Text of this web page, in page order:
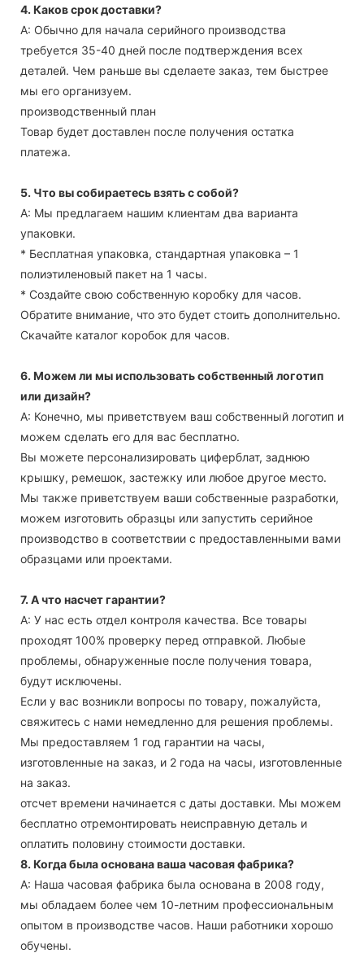
4. Каков срок доставки?
А: Обычно для начала серийного производства
требуется 35-40 дней после подтверждения всех
деталей. Чем раньше вы сделаете заказ, тем быстрее
мы его организуем.
производственный план
Товар будет доставлен после получения остатка
платежа.
5. Что вы собираетесь взять с собой?
А: Мы предлагаем нашим клиентам два варианта
упаковки.
* Бесплатная упаковка, стандартная упаковка – 1
полиэтиленовый пакет на 1 часы.
* Создайте свою собственную коробку для часов.
Обратите внимание, что это будет стоить дополнительно.
Скачайте каталог коробок для часов.
6. Можем ли мы использовать собственный логотип
или дизайн?
А: Конечно, мы приветствуем ваш собственный логотип и
можем сделать его для вас бесплатно.
Вы можете персонализировать циферблат, заднюю
крышку, ремешок, застежку или любое другое место.
Мы также приветствуем ваши собственные разработки,
можем изготовить образцы или запустить серийное
производство в соответствии с предоставленными вами
образцами или проектами.
7. А что насчет гарантии?
А: У нас есть отдел контроля качества. Все товары
проходят 100% проверку перед отправкой. Любые
проблемы, обнаруженные после получения товара,
будут исключены.
Если у вас возникли вопросы по товару, пожалуйста,
свяжитесь с нами немедленно для решения проблемы.
Мы предоставляем 1 год гарантии на часы,
изготовленные на заказ, и 2 года на часы, изготовленные
на заказ.
отсчет времени начинается с даты доставки. Мы можем
бесплатно отремонтировать неисправную деталь и
оплатить половину стоимости доставки.
8. Когда была основана ваша часовая фабрика?
А: Наша часовая фабрика была основана в 2008 году,
мы обладаем более чем 10-летним профессиональным
опытом в производстве часов. Наши работники хорошо
обучены.